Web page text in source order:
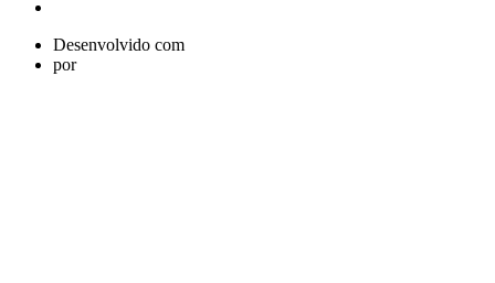
Desenvolvido com
por